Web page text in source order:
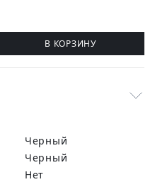
В КОРЗИНУ
Черный
черный
Нет